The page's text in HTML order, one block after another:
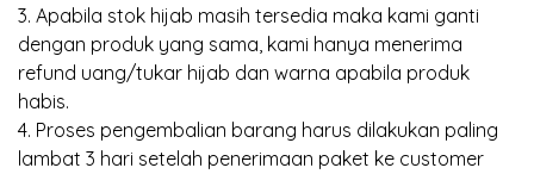
3. Apabila stok hijab masih tersedia maka kami ganti
dengan produk yang sama, kami hanya menerima
refund uang/tukar hijab dan warna apabila produk
habis.
4. Proses pengembalian barang harus dilakukan paling
lambat 3 hari setelah penerimaan paket ke customer